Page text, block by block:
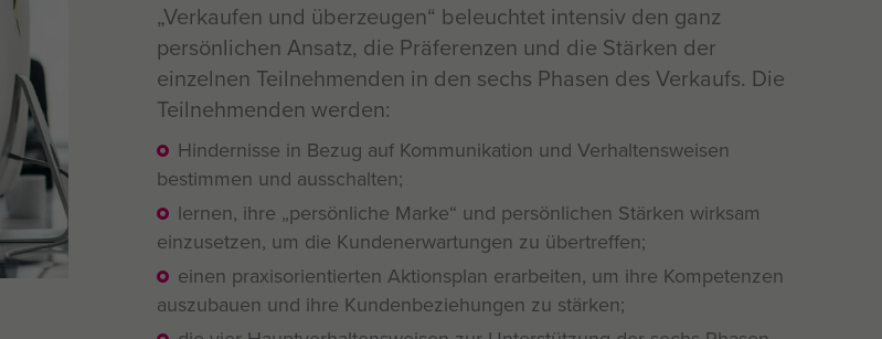
Verkaufen und überzeugen“ beleuchtet intensiv den ganz
persönlichen Ansatz, die Präferenzen und die Stärken der
einzelnen Teilnehmenden in den sechs Phasen des Verkaufs. Die
Teilnehmenden werden:
Hindernisse in Bezug auf Kommunikation und Verhaltensweisen
bestimmen und ausschalten;
lernen, ihre „persönliche Marke“ und persönlichen Stärken wirksam
einzusetzen, um die Kundenerwartungen zu übertreffen;
einen praxisorientierten Aktionsplan erarbeiten, um ihre Kompetenzen
auszubauen und ihre Kundenbeziehungen zu stärken;